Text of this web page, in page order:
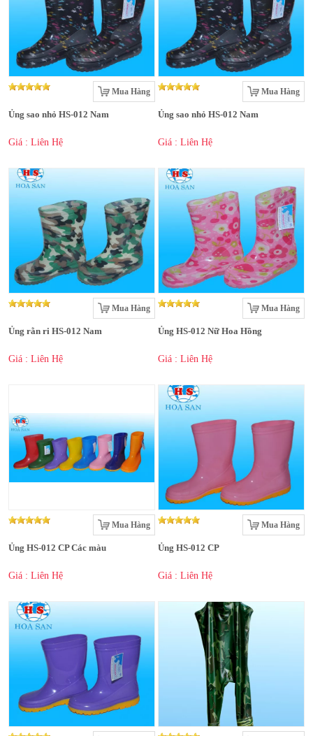
Mua Hàng
Ủng sao nhỏ HS-012 Nam
Giá : Liên Hệ
Mua Hàng
Ủng sao nhỏ HS-012 Nam
Giá : Liên Hệ
Mua Hàng
Ủng rằn ri HS-012 Nam
Giá : Liên Hệ
Mua Hàng
Ủng HS-012 Nữ Hoa Hồng
Giá : Liên Hệ
Mua Hàng
Ủng HS-012 CP Các màu
Giá : Liên Hệ
Mua Hàng
Ủng HS-012 CP
Giá : Liên Hệ